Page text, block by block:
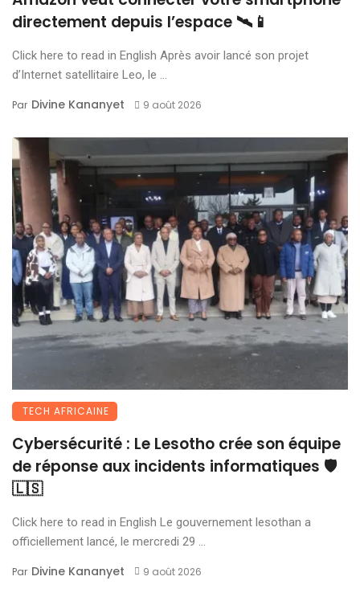
directement depuis l’espace 🛰️📱
Click here to read in English Après avoir lancé son projet
d’Internet satellitaire Leo, le ...
Par Divine Kananyet 9 août 2026
TECH AFRICAINE
Cybersécurité : Le Lesotho crée son équipe
de réponse aux incidents informatiques 🛡️
🇱🇸
Click here to read in English Le gouvernement lesothan a
officiellement lancé, le mercredi 29 ...
Par Divine Kananyet 9 août 2026